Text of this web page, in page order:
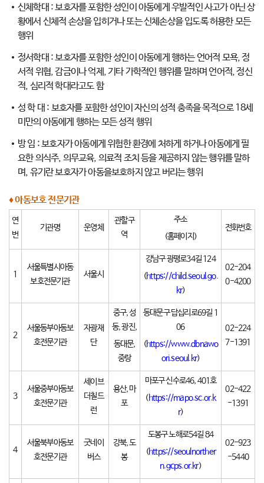
신체학대 :보호자를 포함한 성인이 아동에게 우발적인 사고가 아닌 상
황에서 신체적 손상을 입히거나 또는 신체손상을 입도록 허용한 모든
행위
정서학대 :보호자를 포함한 성인이 아동에게 행하는 언어적 모욕, 정
서적 위협, 감금이나 억제, 기타 가학적인 행위를 말하며 언어적, 정신
적, 심리적 학대라고도 함
성 학 대 : 보호자를 포함한 성인이 자신의 성적 충족을 목적으로 18세
미만의 아동에게 행하는 모든 성적 행위
방 임 :보호자가 아동에게 위험한 환경에 처하게 하거나 아동에게 필
요한 의식주, 의무교육, 의료적 조치 등을 제공하지 않는 행위를 말하
며, 유기란 보호자가 아동을보호하지 않고 버리는 행위
♦ 아동보호 전문기관
연
번
기관명 운영체
관할구
역
주소
(홈페이지)
전화번호
1
서울특별시아동
보호전문기관
서울시
강남구 광평로34길 124
(https://child.seoul.go.
kr)
02-204
0-4200
2
서울동부아동보
호전문기관
자광재
단
중구, 성
동, 광진,
동대문,
중랑
동대문구 답십리로69길 1
06
(https://www.dbnawo
ori.seoul.kr)
02-224
7-1391
3
서울중부아동보
호전문기관
세이브
더칠드
런
용산, 마
포
마포구 신수로46, 401호
(https://mapo.sc.or.k
r)
02-422
-1391
4
서울북부아동보
호전문기관
굿네이
버스
강북, 도
봉
도봉구 노해로54길 84
(https://seoulnorther
n.gcps.or.kr)
02-923
-5440